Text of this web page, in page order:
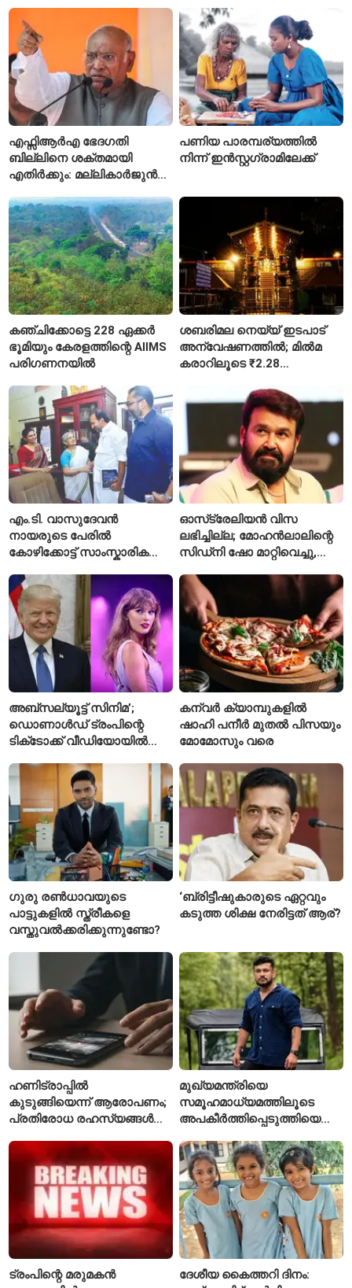
സമ്മർദം
എഫ്സിആർഎ ഭേദഗതി
ബില്ലിനെ ശക്തമായി
എതിർക്കും: മല്ലികാർജുൻ
പണിയ പാരമ്പര്യത്തിൽ
നിന്ന് ഇൻസ്റ്റഗ്രാമിലേക്ക്
കഞ്ചിക്കോട്ടെ 228 ഏക്കർ
ഭൂമിയും കേരളത്തിന്റെ AIIMS
പരിഗണനയിൽ
ശബരിമല നെയ്യ് ഇടപാട്
അന്വേഷണത്തിൽ; മിൽമ
കരാറിലൂടെ ₹2.28
എഫ്ഐആർ
എം.ടി. വാസുദേവൻ
നായരുടെ പേരിൽ
കോഴിക്കോട്ട് സാംസ്കാരിക
പ്രവർത്തനങ്ങൾക്ക് ₹50
കോടി
ഓസ്‌ട്രേലിയൻ വിസ
ലഭിച്ചില്ല; മോഹൻലാലിന്റെ
സിഡ്‌നി ഷോ മാറ്റിവെച്ചു,
ചോദിച്ച് താരം
അബ്സല്യൂട്ട് സിനിമ’;
ഡൊണാൾഡ് ട്രംപിന്റെ
ടിക്‌ടോക്ക് വീഡിയോയിൽ
‘August’ നീക്കം ചെയ്തു
കന്വർ ക്യാമ്പുകളിൽ
ഷാഹി പനീർ മുതൽ പിസയും
മോമോസും വരെ
ഗുരു രൺധാവയുടെ
പാട്ടുകളിൽ സ്ത്രീകളെ
വസ്തുവൽക്കരിക്കുന്നുണ്ടോ?
‘ബ്രിട്ടീഷുകാരുടെ ഏറ്റവും
കടുത്ത ശിക്ഷ നേരിട്ടത് ആര്?
ഹണിട്രാപ്പിൽ
കുടുങ്ങിയെന്ന് ആരോപണം;
പ്രതിരോധ രഹസ്യങ്ങൾ
വിങ് കമാൻഡർ അറസ്റ്റിൽ
മുഖ്യമന്ത്രിയെ
സമൂഹമാധ്യമത്തിലൂടെ
അപകീർത്തിപ്പെടുത്തിയെന്ന്
ആയങ്കിക്കെതിരെ പുതിയ
കേസ്
ട്രംപിന്റെ മരുമകൻ
ദേശീയ കൈത്തറി ദിനം: